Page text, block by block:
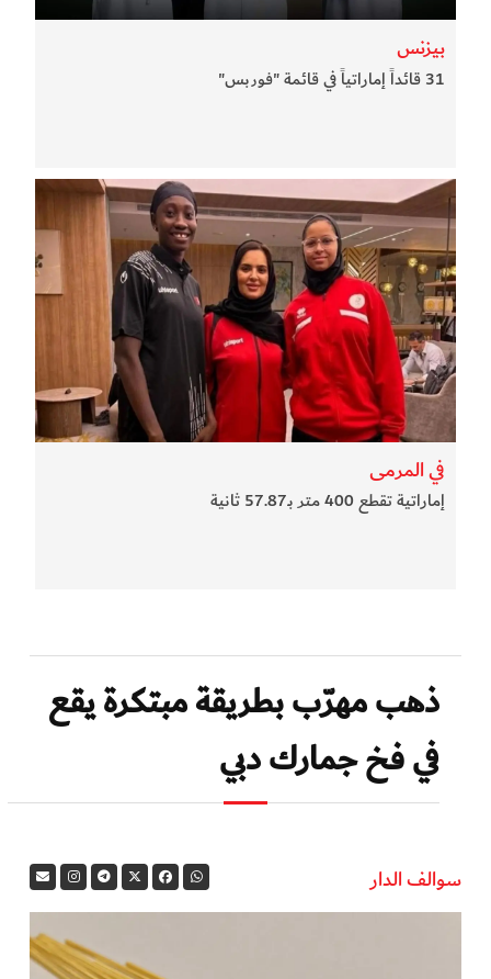
بيزنس
31 قائداً إماراتياً في قائمة "فوربس"
في المرمى
إماراتية تقطع 400 متر بـ57.87 ثانية
ذهب مهرّب بطريقة مبتكرة يقع
في فخ جمارك دبي
سوالف الدار